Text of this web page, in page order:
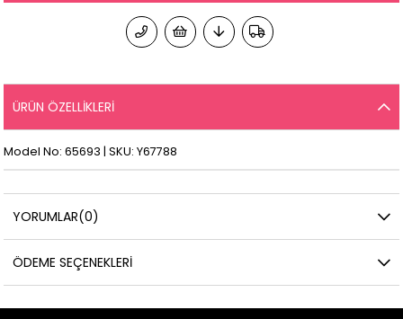
ÜRÜN ÖZELLIKLERI
Model No: 65693 | SKU: Y67788
YORUMLAR(0)
ÖDEME SEÇENEKLERI